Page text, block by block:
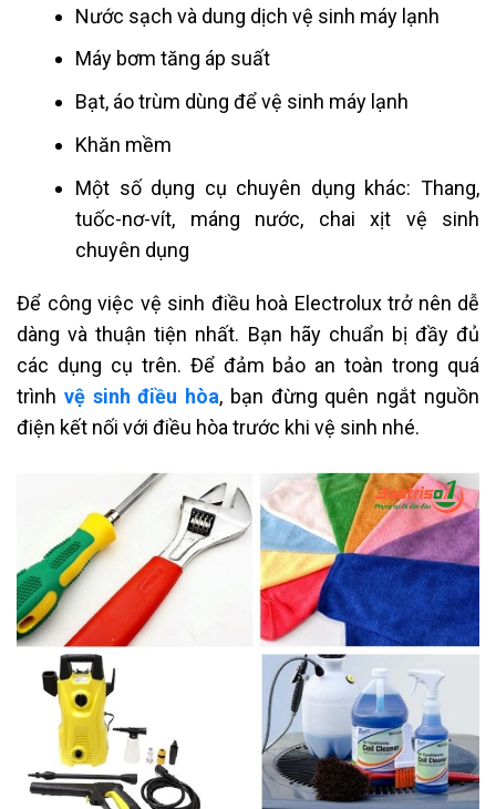
Nước sạch và dung dịch vệ sinh máy lạnh
Máy bơm tăng áp suất
Bạt, áo trùm dùng để vệ sinh máy lạnh
Khăn mềm
Một số dụng cụ chuyên dụng khác: Thang,
tuốc-nơ-vít, máng nước, chai xịt vệ sinh
chuyên dụng
Để công việc vệ sinh điều hoà Electrolux trở nên dễ
dàng và thuận tiện nhất. Bạn hãy chuẩn bị đầy đủ
các dụng cụ trên. Để đảm bảo an toàn trong quá
trình vệ sinh điều hòa, bạn đừng quên ngắt nguồn
điện kết nối với điều hòa trước khi vệ sinh nhé.